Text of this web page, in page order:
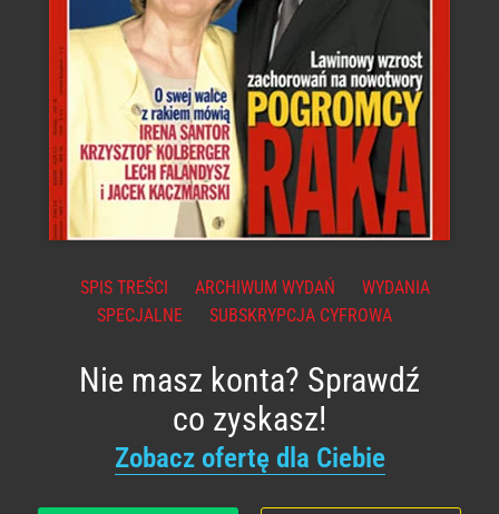
SPIS TREŚCI ARCHIWUM WYDAŃ
WYDANIA
SPECJALNE
SUBSKRYPCJA CYFROWA
Nie masz konta? Sprawdź
co zyskasz!
Zobacz ofertę dla Ciebie